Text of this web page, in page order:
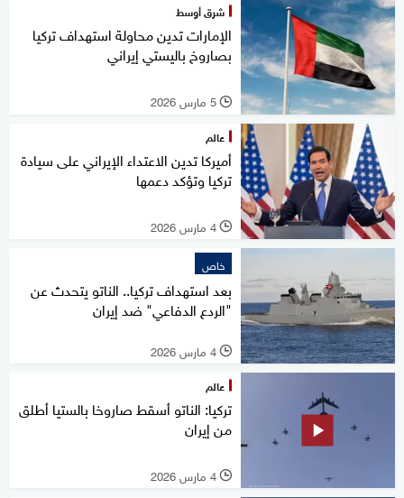
شرق أوسط
الإمارات تدين محاولة استهداف تركيا
بصاروخ باليستي ‎إيراني
l 5 مارس 2026
عالم
أميركا تدين الاعتداء الإيراني على سيادة
تركيا وتؤكد دعمها
l 4 مارس 2026
خاص
بعد استهداف تركيا.. الناتو يتحدث عن
"الردع الدفاعي" ضد إيران
l 4 مارس 2026
عالم
تركيا: الناتو أسقط صاروخا بالستيا أطلق
من إيران
l 4 مارس 2026